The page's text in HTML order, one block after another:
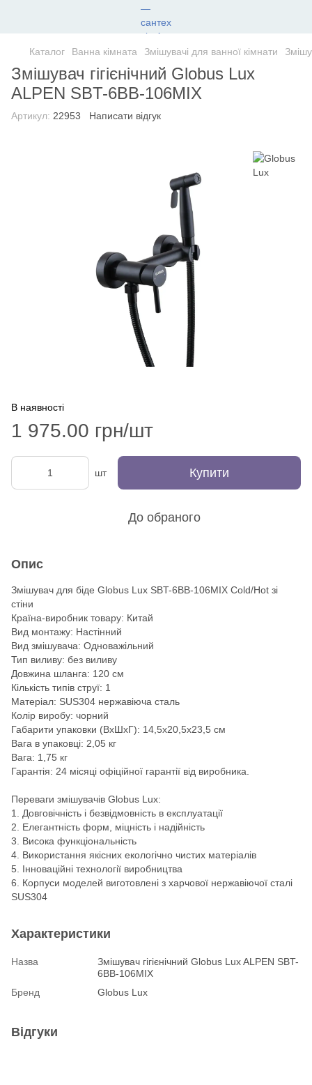
Каталог Ванна кімната Змішувачі для ванної кімнати
Змішувач гігієнічний Globus Lux
ALPEN SBT-6BB-106MIX
Артикул: 22953 Написати відгук
В наявності
1 975.00 грн/шт
шт Купити
До обраного
Опис
Змішувач для біде Globus Lux SBT-6BB-106MIX Cold/Hot зі
стіни
Країна-виробник товару: Китай
Вид монтажу: Настінний
Вид змішувача: Одноважільний
Тип виливу: без виливу
Довжина шланга: 120 см
Кількість типів струї: 1
Матеріал: SUS304 нержавіюча сталь
Колір виробу: чорний
Габарити упаковки (ВхШхГ): 14,5х20,5х23,5 см
Вага в упаковці: 2,05 кг
Вага: 1,75 кг
Гарантія: 24 місяці офіційної гарантії від виробника.
Переваги змішувачів Globus Lux:
1. Довговічність і безвідмовність в експлуатації
2. Елегантність форм, міцність і надійність
3. Висока функціональність
4. Використання якісних екологічно чистих матеріалів
5. Інноваційні технології виробництва
6. Корпуси моделей виготовлені з харчової нержавіючої сталі
SUS304
Характеристики
Назва
Змішувач гігієнічний Globus Lux ALPEN SBT-
6BB-106MIX
Бренд
Globus Lux
Відгуки